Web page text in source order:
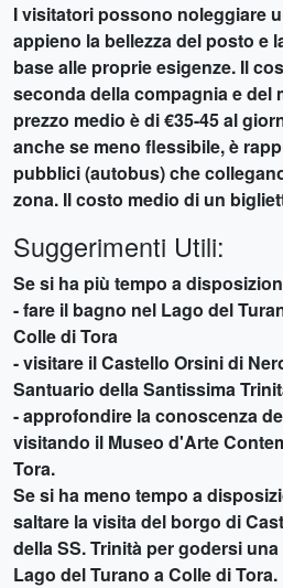
I visitatori possono noleggiare
appieno la bellezza del posto e
base alle proprie esigenze. Il
seconda della compagnia e del
prezzo medio è di €35-45 al
anche se meno flessibile, è
pubblici (autobus) che
zona. Il costo medio di un
Suggerimenti Utili:
Se si ha più tempo a
- fare il bagno nel Lago del
Colle di Tora
- visitare il Castello Orsini di
Santuario della Santissima
- approfondire la conoscenza
visitando il Museo d'Arte
Tora.
Se si ha meno tempo a
saltare la visita del borgo di
della SS. Trinità per godersi
Lago del Turano a Colle di Tora.